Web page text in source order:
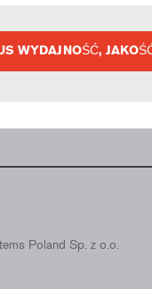
WYDAJNOŚĆ,
Poland Sp. z o.o.